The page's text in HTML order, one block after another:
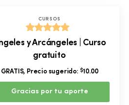
CURSOS
Valorado
5.00
de 5
y Arcángeles | Curso
gratuito
GRATIS, Precio sugerido: $10.00
Gracias por tu aporte